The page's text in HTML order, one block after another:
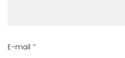
E-mail *